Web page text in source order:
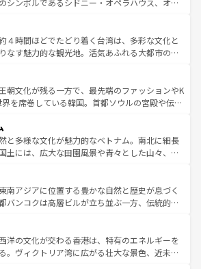
旅のスタイルだ。 なお、新着のアメリカ
テンツ一覧を参照してほしい。
なしの心で訪れる人々を迎えてくれるハワイの
しいローカルフードやハワイアンミュージッ
なフラダンスなど、すべてがハワイの魅力を彩
ってほしい。 なお、新着のハワイ情報
ツ一覧を参照してほしい。
シンボルであるシドニー・オペラハウス、オー
や大陸中央部にそびえるウルル（エアーズロッ
マニアの美しい原生林やケアンズの熱帯雨林な
ろがたくさん。また、カフェやワイン、オージ
ティビティも充実しており、サーフィンやダイ
イキングなど、アウトドア好きにはたまらな
トラリアの多彩な魅力を存分に味わいつくそ
しい。
４時間ほどでたどり着く台湾は、多彩な文化と
なす魅力的な観光地。活気あふれる大都市の台
つな山岳地帯である台湾東部など、都市の喧騒
けさが共存しており、訪れる人に新しい発見と
らしてくれる。また、奥深い台湾の食文化も魅
と評判のスイーツなど、バラエティ豊かな料理
が味わえる。 なお、新着の台湾情報は コンテンツ一覧を参
い。
朝文化が残る一方で、最先端のファッションやK
を席巻している韓国。首都ソウルの宮殿や伝統
足を延ばせば四季折々の自然美を楽しむことが
して、キムチや焼肉、絶品のストリートフード
ざまな韓国料理が待っている。夜には、韓国な
まれながら、韓国の多彩な魅力を心ゆくまで味
わってみてほしい。 なお、新着の韓国情報はコンテンツ一
てほしい。
と多様な文化が魅力的なベトナム。南北に細長
土には、広大な田園風景や青々とした山々、世
と共に伝統が息づく。ハノイの古い町並みやホ
のフランス統治時代の建物も、独特の雰囲気を
いる。また、バラエティの豊かさとおいしさで
ーやバインミー、ベトナムコーヒーなどは、ぜ
わいたい。どの地域を訪れてもあたたかい人々
迎えてくれるので、きっと忘れられない旅にな
南アジアに位置する豊かな自然と歴史が息づく
バンコクは高層ビルが立ち並ぶ一方、伝統的な
差している。北部ではチェンマイなどの山岳地
触れ合い、南部ではプーケットやクラビの美し
リゾート気分を楽しむことができる。タイ料理
洋の文化が交わる香港は、特有のエネルギーを
。ヴィクトリア湾に広がる壮大な景色、近未来